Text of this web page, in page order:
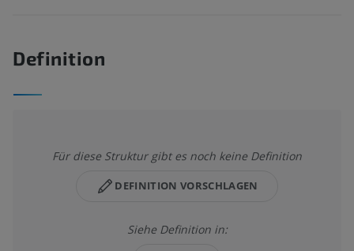
Definition
Für diese Struktur gibt es noch keine Definition
DEFINITION VORSCHLAGEN
Siehe Definition in: